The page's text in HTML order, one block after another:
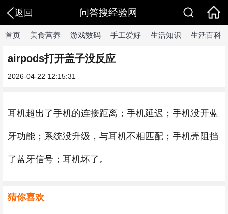
返回 问答搜经验网
首页 美食营养 游戏数码 手工爱好 生活知识 生活百科
airpods打开盖子没反应
2026-04-22 12:15:31
耳机超出了手机的连接距离；手机延迟；手机没开蓝
牙功能；系统没升级，与耳机不相匹配；手机壳阻挡
了蓝牙信号；耳机坏了。
猜你喜欢